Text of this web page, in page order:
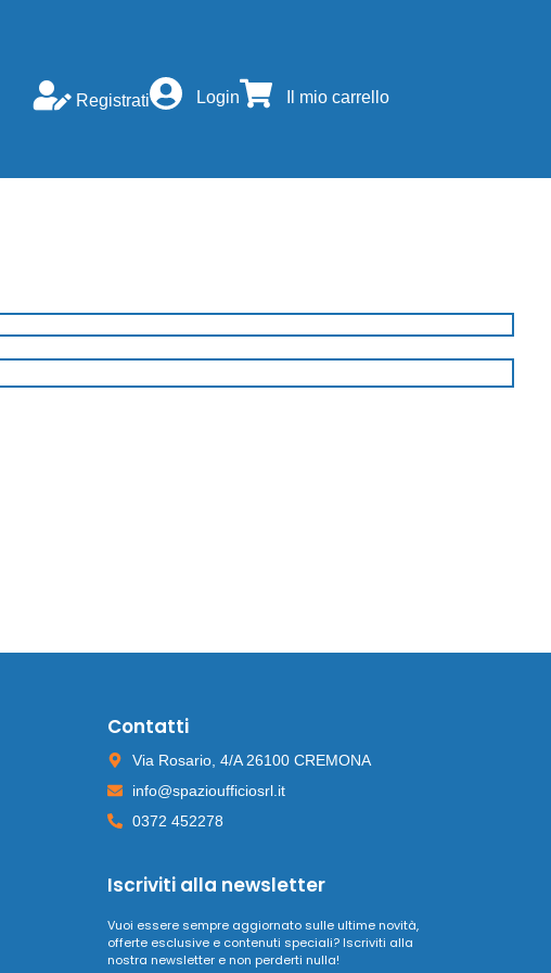
Registrati Login Il mio carrello
Contatti
Via Rosario, 4/A 26100 CREMONA
info@spazioufficiosrl.it
0372 452278
Iscriviti alla newsletter
Vuoi essere sempre aggiornato sulle ultime novità,
offerte esclusive e contenuti speciali? Iscriviti alla
nostra newsletter e non perderti nulla!